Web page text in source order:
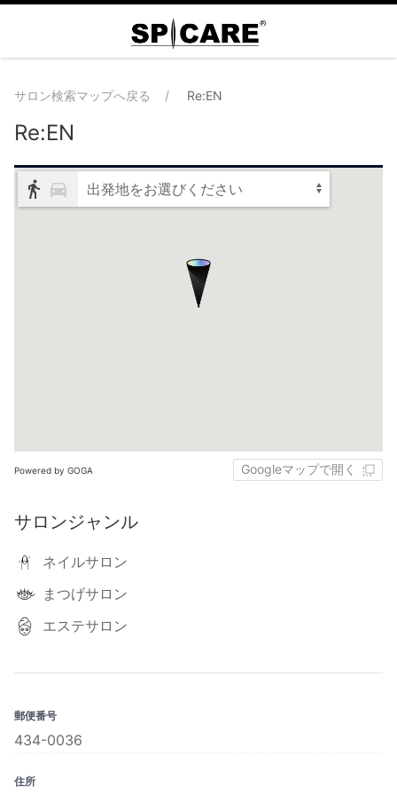
サロン検索マップへ戻る Re:EN
Re:EN
出発地をお選びください
Powered by GOGA Googleマップで開く
サロンジャンル
ネイルサロン
まつげサロン
エステサロン
郵便番号
434-0036
住所